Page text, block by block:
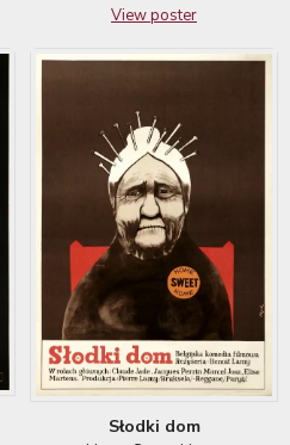
View poster
Słodki dom